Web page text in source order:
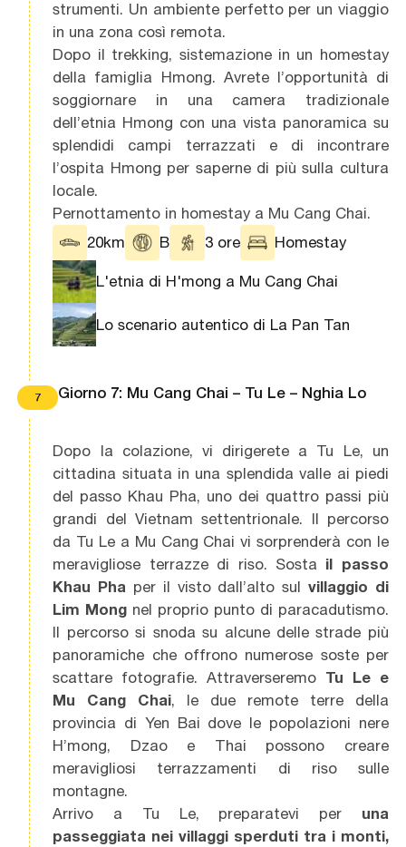
strumenti. Un ambiente perfetto per un viaggio
in una zona così remota.
Dopo il trekking, sistemazione in un homestay
della famiglia Hmong. Avrete l’opportunità di
soggiornare in una camera tradizionale
dell’etnia Hmong con una vista panoramica su
splendidi campi terrazzati e di incontrare
l’ospita Hmong per saperne di più sulla cultura
locale.
Pernottamento in homestay a Mu Cang Chai.
20km
B 3 ore Homestay
L'etnia di H'mong a Mu Cang Chai
Lo scenario autentico di La Pan Tan
7 Giorno 7: Mu Cang Chai – Tu Le – Nghia Lo
Dopo la colazione, vi dirigerete a Tu Le, un
cittadina situata in una splendida valle ai piedi
del passo Khau Pha, uno dei quattro passi più
grandi del Vietnam settentrionale. Il percorso
da Tu Le a Mu Cang Chai vi sorprenderà con le
meravigliose terrazze di riso. Sosta il passo
Khau Pha per il visto dall’alto sulvillaggio di
Lim Mong nel proprio punto di paracadutismo.
Il percorso si snoda su alcune delle strade più
panoramiche che offrono numerose soste per
scattare fotografie. Attraverseremo Tu Le e
Mu Cang Chai, le due remote terre della
provincia di Yen Bai dove le popolazioni nere
H’mong, Dzao e Thai possono creare
meravigliosi terrazzamenti di riso sulle
montagne.
Arrivo a Tu Le, preparatevi per una
passeggiata nei villaggi sperduti tra i monti,